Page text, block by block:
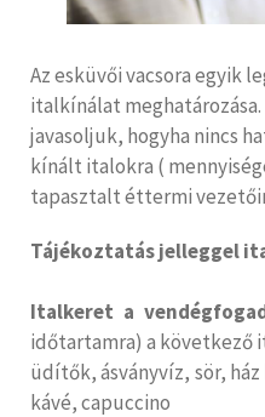
Az esküvői vacsora egyik
italkínálat
javasoljuk, hogyha nincs
kínált italokra (
tapasztalt éttermi
Tájékoztatás jelleggel
Italkeret a
időtartamra) a következő
üdítők, ásványvíz, sör,
kávé, capuccino